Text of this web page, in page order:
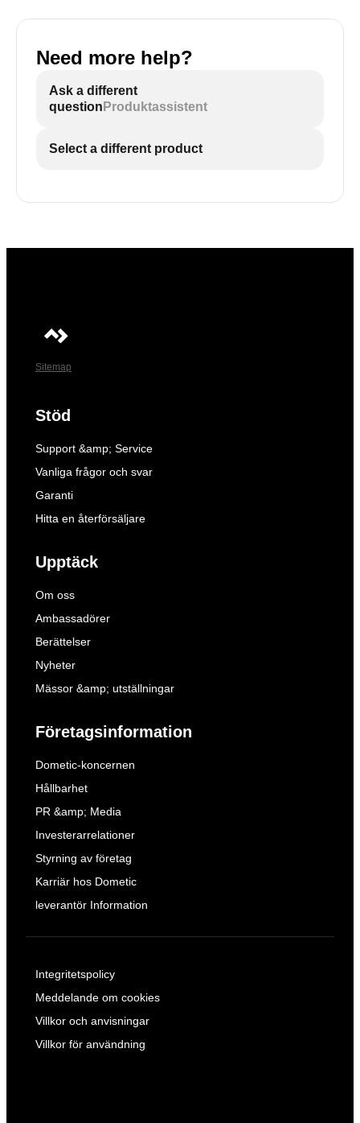
Need more help?
Ask a different
question Produktassistent
Select a different product
Sitemap
Stöd
Support &amp; Service
Vanliga frågor och svar
Garanti
Hitta en återförsäljare
Upptäck
Om oss
Ambassadörer
Berättelser
Nyheter
Mässor &amp; utställningar
Företagsinformation
Dometic-koncernen
Hållbarhet
PR &amp; Media
Investerarrelationer
Styrning av företag
Karriär hos Dometic
leverantör Information
Integritetspolicy
Meddelande om cookies
Villkor och anvisningar
Villkor för användning